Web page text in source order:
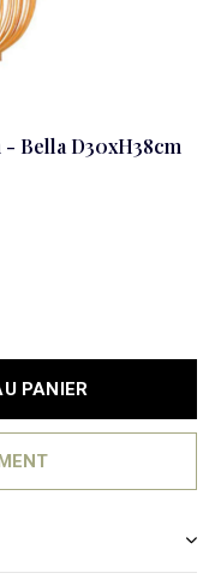
- Bella D30xH38cm
PANIER